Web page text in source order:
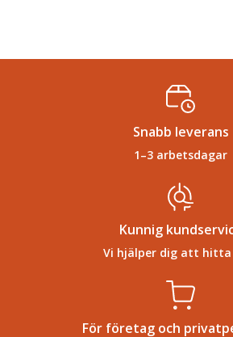
Snabb leverans
1–3 arbetsdagar
Kunnig
Vi hjälper dig att
För företag och